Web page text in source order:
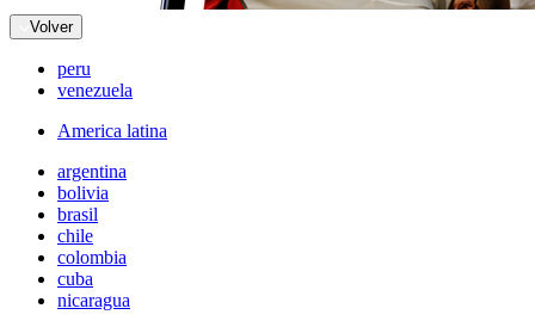
Volver
peru
venezuela
America latina
argentina
bolivia
brasil
chile
colombia
cuba
nicaragua